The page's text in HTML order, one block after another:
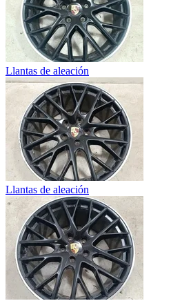
Llantas de aleación
Llantas de aleación